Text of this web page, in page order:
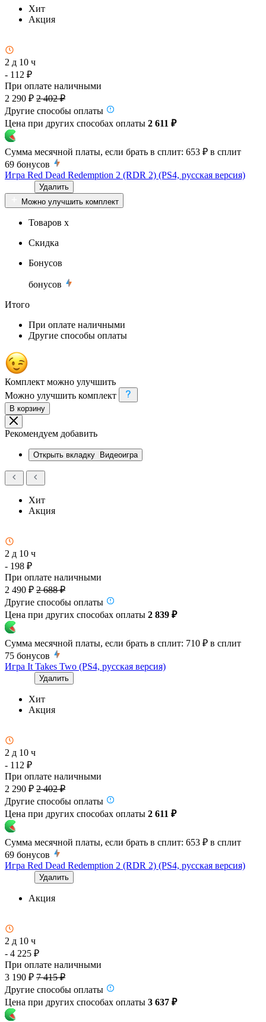
Хит
Акция
2 д 10 ч
- 112 ₽
При оплате наличными
2 290 ₽ 2 402 ₽
Другие способы оплаты
Цена при других способах оплаты 2 611 ₽
Сумма месячной платы, если брать в сплит: 653 ₽ в сплит
69 бонусов
Игра Red Dead Redemption 2 (RDR 2) (PS4, русская версия)
Удалить
Можно улучшить комплект
Товаров x
Скидка
Бонусов
бонусов
Итого
При оплате наличными
Другие способы оплаты
Комплект можно улучшить
Можно улучшить комплект
В корзину
Рекомендуем добавить
Открыть вкладку Видеоигра
Хит
Акция
2 д 10 ч
- 198 ₽
При оплате наличными
2 490 ₽ 2 688 ₽
Другие способы оплаты
Цена при других способах оплаты 2 839 ₽
Сумма месячной платы, если брать в сплит: 710 ₽ в сплит
75 бонусов
Игра It Takes Two (PS4, русская версия)
Удалить
Хит
Акция
2 д 10 ч
- 112 ₽
При оплате наличными
2 290 ₽ 2 402 ₽
Другие способы оплаты
Цена при других способах оплаты 2 611 ₽
Сумма месячной платы, если брать в сплит: 653 ₽ в сплит
69 бонусов
Игра Red Dead Redemption 2 (RDR 2) (PS4, русская версия)
Удалить
Акция
2 д 10 ч
- 4 225 ₽
При оплате наличными
3 190 ₽ 7 415 ₽
Другие способы оплаты
Цена при других способах оплаты 3 637 ₽